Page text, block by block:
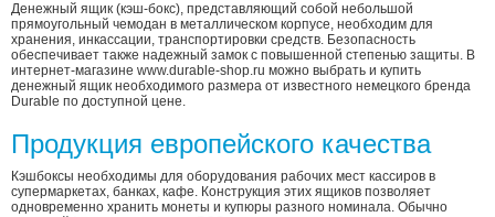
Денежный ящик (кэш-бокс), представляющий собой небольшой
прямоугольный чемодан в металлическом корпусе, необходим для
хранения, инкассации, транспортировки средств. Безопасность
обеспечивает также надежный замок с повышенной степенью защиты. В
интернет-магазине www.durable-shop.ru можно выбрать и купить
денежный ящик необходимого размера от известного немецкого бренда
Durable по доступной цене.
Продукция европейского качества
Кэшбоксы необходимы для оборудования рабочих мест кассиров в
супермаркетах, банках, кафе. Конструкция этих ящиков позволяет
одновременно хранить монеты и купюры разного номинала. Обычно